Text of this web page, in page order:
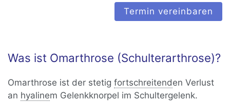
Termin vereinbaren
Was ist Omarthrose (Schulterarthrose)?
Omarthrose ist der stetigfortschreitenden Verlust
an hyalinem Gelenkknorpel im Schultergelenk.